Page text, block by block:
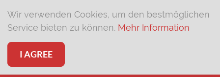
Wir verwenden Cookies, um den bestmöglichen
Service bieten zu können. Mehr Information
I AGREE